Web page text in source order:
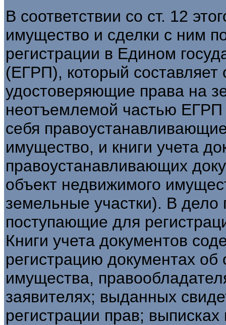
В соответствии со ст. 12
имущество и сделки с ним
регистрации в Едином
(ЕГРП), который
удостоверяющие права на
неотъемлемой частью
себя
имущество, и книги учета
правоустанавливающих
объект недвижимого
земельные участки). В
поступающие для
Книги учета документов
регистрацию документах
имущества,
заявителях; выданных
регистрации прав;